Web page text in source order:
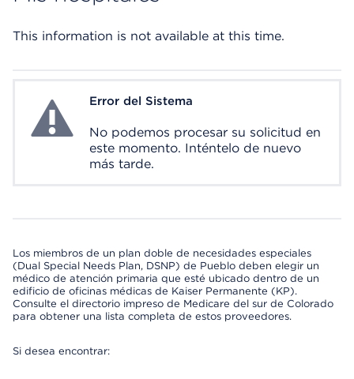
This information is not available at this time.
System ErrorError del Sistema
No podemos procesar su solicitud en
este momento. Inténtelo de nuevo
más tarde.
Los miembros de un plan doble de necesidades especiales
(Dual Special Needs Plan, DSNP) de Pueblo deben elegir un
médico de atención primaria que esté ubicado dentro de un
edificio de oficinas médicas de Kaiser Permanente (KP).
Consulte el directorio impreso de Medicare del sur de Colorado
para obtener una lista completa de estos proveedores.
Si desea encontrar: